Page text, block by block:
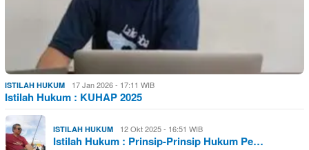
ISTILAH HUKUM 17 Jan 2026 - 17:11 WIB
Istilah Hukum : KUHAP 2025
ISTILAH HUKUM 12 Okt 2025 - 16:51 WIB
Istilah Hukum : Prinsip-Prinsip Hukum Pe…